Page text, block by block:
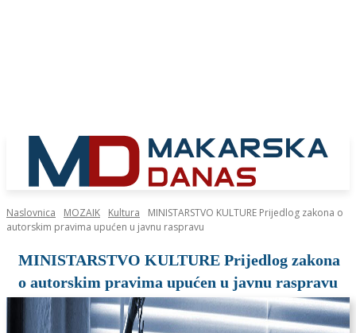
Naslovnica MOZAIK Kultura
MINISTARSTVO KULTURE Prijedlog zakona o
autorskim pravima upućen u javnu raspravu
MINISTARSTVO KULTURE Prijedlog zakona
o autorskim pravima upućen u javnu raspravu